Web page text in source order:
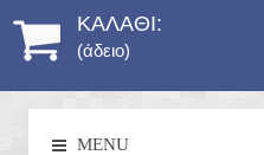
ΚΑΛΆΘΙ:
(άδειο)
MENU